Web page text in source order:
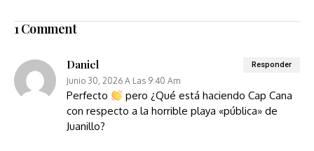
1 Comment
Daniel
Junio 30, 2026 A Las 9:40 Am
Perfecto
pero ¿Qué está haciendo Cap Cana
con respecto a la horrible playa «pública» de
Juanillo?
Responder